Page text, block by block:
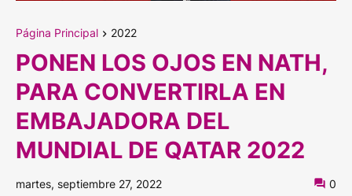
Página Principal 2022
PONEN LOS OJOS EN NATH,
PARA CONVERTIRLA EN
EMBAJADORA DEL
MUNDIAL DE QATAR 2022
martes, septiembre 27, 2022 0